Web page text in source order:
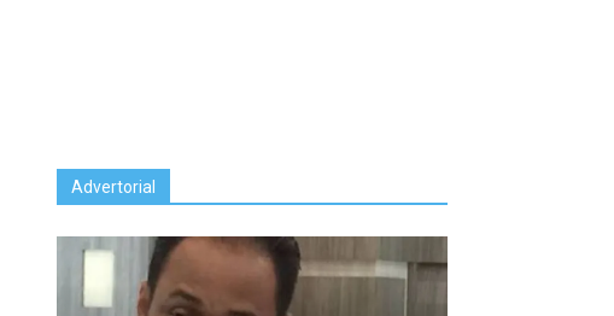
Advertorial